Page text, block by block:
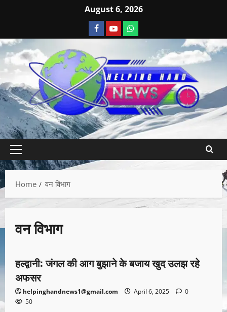
August 6, 2026
Home वन विभाग
वन विभाग
1 minute read
उत्तराखण्ड
हल्द्वानी: जंगल की आग बुझाने के बजाय खुद उलझ रहे
अफसर
helpinghandnews1@gmail.com April 6, 2025
0
50